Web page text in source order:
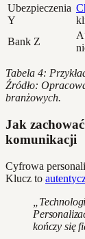
Ubezpieczenia
Y
Bank Z
Tabela 4:
Źródło:
branżowych.
Jak
komunikacji
Cyfrowa
Klucz to
kończy się